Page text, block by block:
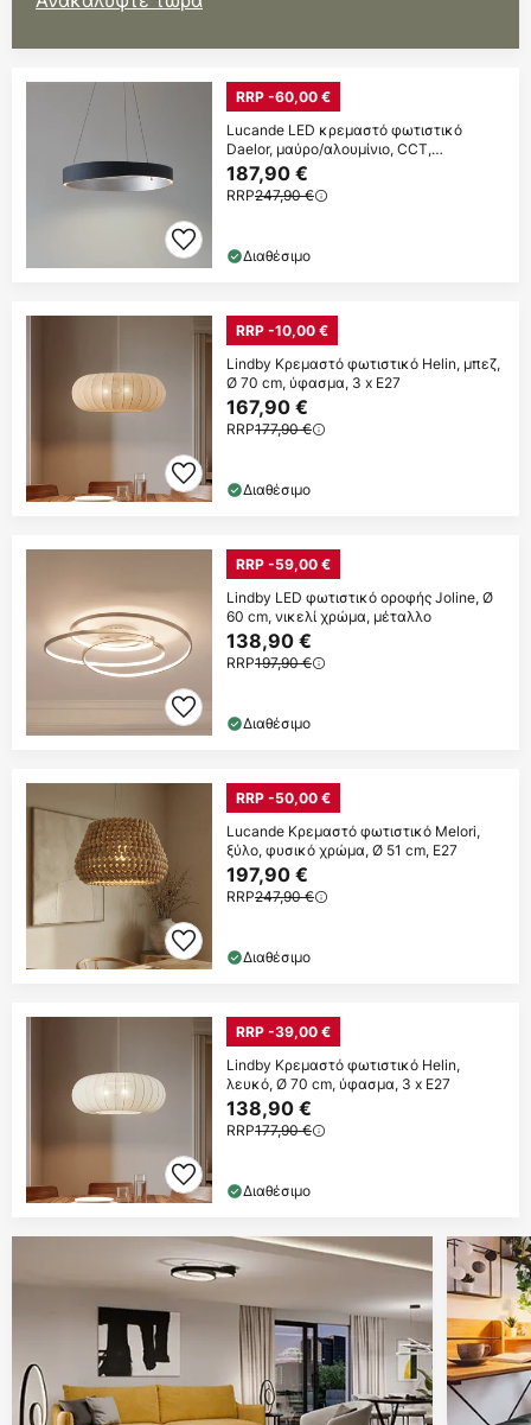
RRP -60,00 €
Lucande LED κρεμαστό φωτιστικό
Daelor, μαύρο/αλουμίνιο, CCT,
ρυθμιζόμενη ένταση
187,90 €
RRP247,90 €
Διαθέσιμο
RRP -10,00 €
Lindby Κρεμαστό φωτιστικό Helin, μπεζ,
Ø 70 cm, ύφασμα, 3 x E27
167,90 €
RRP177,90 €
Διαθέσιμο
RRP -59,00 €
Lindby LED φωτιστικό οροφής Joline, Ø
60 cm, νικελί χρώμα, μέταλλο
138,90 €
RRP197,90 €
Διαθέσιμο
RRP -50,00 €
Lucande Κρεμαστό φωτιστικό Melori,
ξύλο, φυσικό χρώμα, Ø 51 cm, E27
197,90 €
RRP247,90 €
Διαθέσιμο
RRP -39,00 €
Lindby Κρεμαστό φωτιστικό Helin,
λευκό, Ø 70 cm, ύφασμα, 3 x E27
138,90 €
RRP177,90 €
Διαθέσιμο